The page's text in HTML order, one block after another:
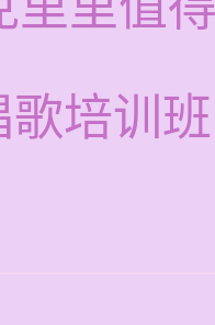
歌培训班